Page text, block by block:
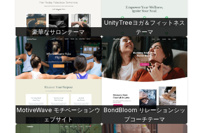
豪華なサロンテーマ
UnityTreeヨガ＆フィットネス
テーマ
MotiveWave モチベーションウ
ェブサイト
BondBloom リレーションシッ
プコーチテーマ